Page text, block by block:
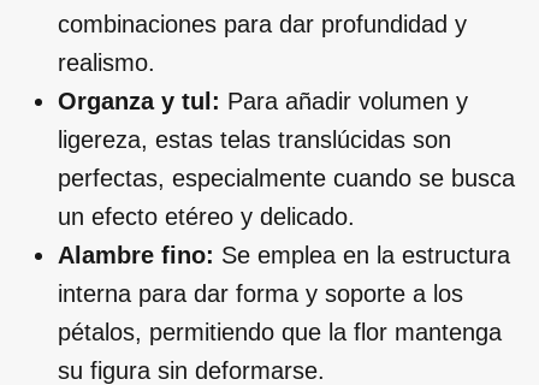
combinaciones para dar profundidad y
realismo.
Organza y tul: Para añadir volumen y
ligereza, estas telas translúcidas son
perfectas, especialmente cuando se busca
un efecto etéreo y delicado.
Alambre fino: Se emplea en la estructura
interna para dar forma y soporte a los
pétalos, permitiendo que la flor mantenga
su figura sin deformarse.